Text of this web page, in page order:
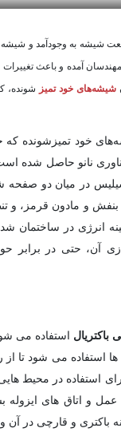
صنعت شیشه به وجودآمد و
مهندسان آمده و باعث
شیشه‌های خود تمیز شونده،
خود تمیزشونده که
فناوری نانو حاصل شده
سیلیس در میان دو
و مادون قرمز، و
انرژی در ساختمان
آن، حتی در برابر
باکتریال استفاده می
استفاده می شود تا از
استفاده در محیط
عمل و اتاق های ایزوله
باکتری و قارچی در آن